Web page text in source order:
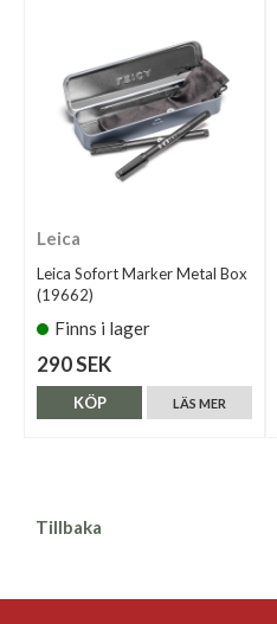
Leica
Leica Sofort Marker Metal Box
(19662)
Finns i lager
290 SEK
LÄS MER
KÖP
Tillbaka